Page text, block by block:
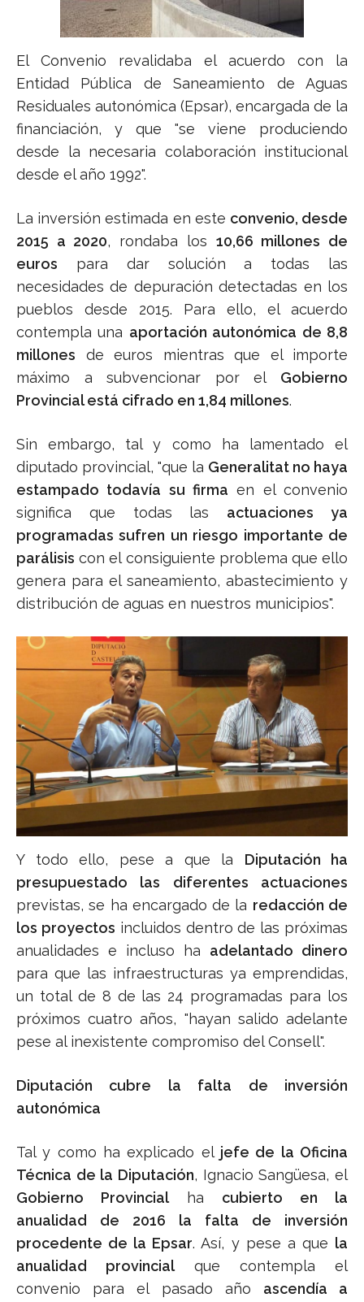
El Convenio revalidaba el acuerdo con la
Entidad Pública de Saneamiento de Aguas
Residuales autonómica (Epsar), encargada de la
financiación, y que "se viene produciendo
desde la necesaria colaboración institucional
desde el año 1992".
La inversión estimada en este convenio, desde
2015 a 2020, rondaba los 10,66 millones de
euros para dar solución a todas las
necesidades de depuración detectadas en los
pueblos desde 2015. Para ello, el acuerdo
contempla una aportación autonómica de 8,8
millones de euros mientras que el importe
máximo a subvencionar por el Gobierno
Provincial está cifrado en 1,84 millones.
Sin embargo, tal y como ha lamentado el
diputado provincial, "que la Generalitat no haya
estampado todavía su firma en el convenio
significa que todas las actuaciones ya
programadas sufren un riesgo importante de
parálisis con el consiguiente problema que ello
genera para el saneamiento, abastecimiento y
distribución de aguas en nuestros municipios".
Y todo ello, pese a que la Diputación ha
presupuestado las diferentes actuaciones
previstas, se ha encargado de la redacción de
los proyectos incluidos dentro de las próximas
anualidades e incluso ha adelantado dinero
para que las infraestructuras ya emprendidas,
un total de 8 de las 24 programadas para los
próximos cuatro años, "hayan salido adelante
pese al inexistente compromiso del Consell".
Diputación cubre la falta de inversión
autonómica
Tal y como ha explicado el jefe de la Oficina
Técnica de la Diputación, Ignacio Sangüesa, el
Gobierno Provincialha cubierto en la
anualidad de 2016 la falta de inversión
procedente de la Epsar. Así, y pese a que la
anualidad provincialque contempla el
convenio para el pasado año ascendía a